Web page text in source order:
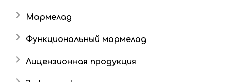
Мармелад
Детский мармелад
Функциональный мармелад
Лицензионная продукция
Три кота